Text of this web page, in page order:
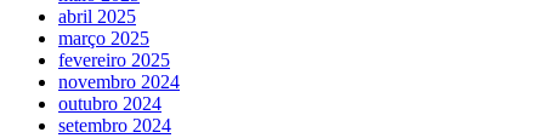
abril 2025
março 2025
fevereiro 2025
novembro 2024
outubro 2024
setembro 2024